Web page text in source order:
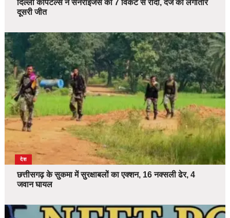
दिल्ली कैपिटल्स ने सनराइजर्स को 7 विकेट से रौंदा, दर्ज की लगातार
दूसरी जीत
देश
छत्तीसगढ़ के सुकमा में सुरक्षाबलों का एक्शन, 16 नक्सली ढेर, 4
जवान घायल